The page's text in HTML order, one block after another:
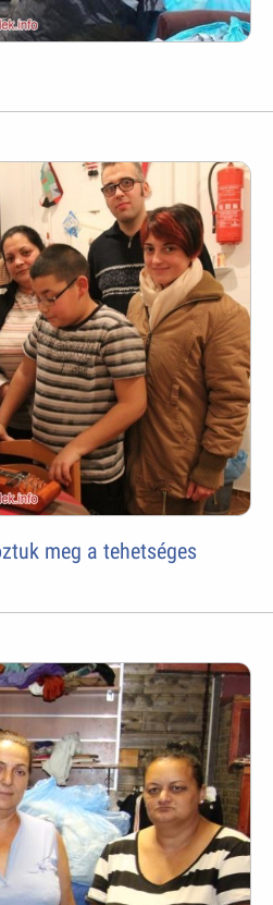
meg a tehetséges